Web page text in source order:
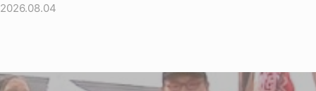
2026.08.04